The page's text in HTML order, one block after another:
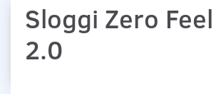
Sloggi Zero Feel
2.0